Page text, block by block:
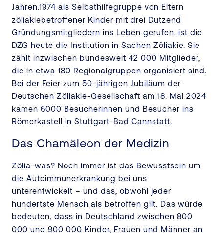
Jahren.1974 als Selbsthilfegruppe von Eltern
zöliakiebetroffener Kinder mit drei Dutzend
Gründungsmitgliedern ins Leben gerufen, ist die
DZG heute die Institution in Sachen Zöliakie. Sie
zählt inzwischen bundesweit 42 000 Mitglieder,
die in etwa 180 Regionalgruppen organisiert sind.
Bei der Feier zum 50-jährigen Jubiläum der
Deutschen Zöliakie-Gesellschaft am 18. Mai 2024
kamen 6000 Besucherinnen und Besucher ins
Römerkastell in Stuttgart-Bad Cannstatt.
Das Chamäleon der Medizin
Zölia-was? Noch immer ist das Bewusstsein um
die Autoimmunerkrankung bei uns
unterentwickelt – und das, obwohl jeder
hundertste Mensch als betroffen gilt. Das würde
bedeuten, dass in Deutschland zwischen 800
000 und 900 000 Kinder, Frauen und Männer an